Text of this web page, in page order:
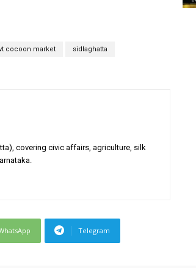
cocoon market sidlaghatta
covering civic affairs, agriculture, silk
Telegram